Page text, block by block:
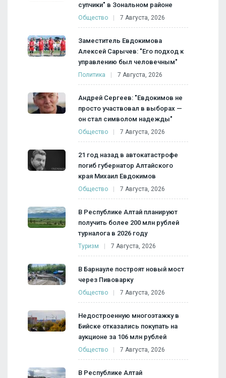
супчики" в Зональном районе
Общество 7 Августа, 2026
Заместитель Евдокимова
Алексей Сарычев: "Его подход к
управлению был человечным"
Политика 7 Августа, 2026
Андрей Сергеев: "Евдокимов не
просто участвовал в выборах —
он стал символом надежды"
Общество 7 Августа, 2026
21 год назад в автокатастрофе
погиб губернатор Алтайского
края Михаил Евдокимов
Общество 7 Августа, 2026
В Республике Алтай планируют
получить более 200 млн рублей
турналога в 2026 году
Туризм 7 Августа, 2026
В Барнауле построят новый мост
через Пивоварку
Общество 7 Августа, 2026
Недостроенную многоэтажку в
Бийске отказались покупать на
аукционе за 106 млн рублей
Общество 7 Августа, 2026
В Республике Алтай